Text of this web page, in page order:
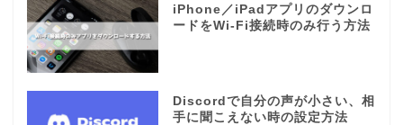
iPhone／iPadアプリのダウンロ
ードをWi-Fi接続時のみ行う方法
Discordで自分の声が小さい、相
手に聞こえない時の設定方法